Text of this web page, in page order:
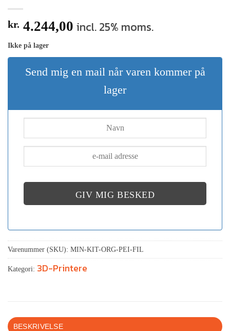
kr. 4.244,00 incl. 25% moms.
Ikke på lager
Send mig en mail når varen kommer på
lager
GIV MIG BESKED
Varenummer (SKU): MIN-KIT-ORG-PEI-FIL
Kategori: 3D-Printere
BESKRIVELSE